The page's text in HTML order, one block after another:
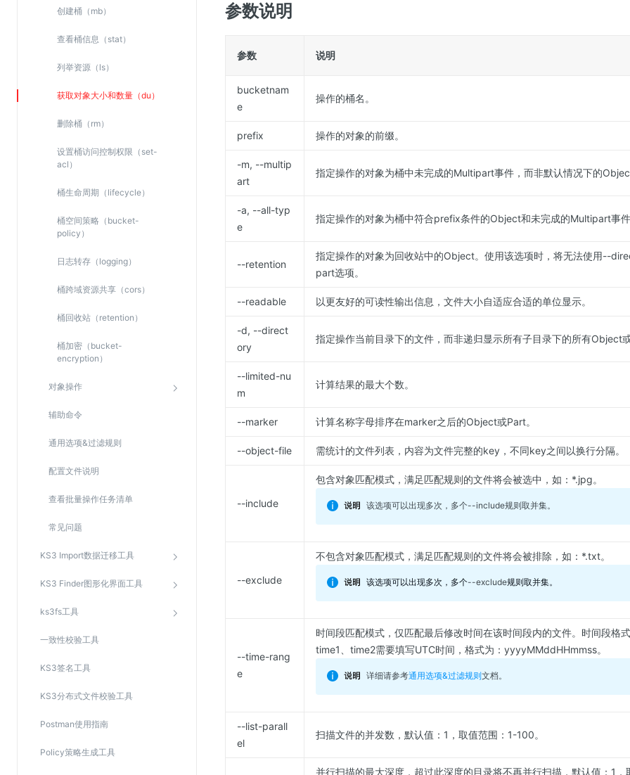
创建桶（mb）
查看桶信息（stat）
列举资源（ls）
获取对象大小和数量（du）
删除桶（rm）
设置桶访问控制权限（set-
acl）
桶生命周期（lifecycle）
桶空间策略（bucket-
policy）
日志转存（logging）
桶跨域资源共享（cors）
桶回收站（retention）
桶加密（bucket-
encryption）
对象操作
辅助命令
通用选项&过滤规则
配置文件说明
查看批量操作任务清单
常见问题
KS3 Import数据迁移工具
KS3 Finder图形化界面工具
ks3fs工具
一致性校验工具
KS3签名工具
KS3分布式文件校验工具
Postman使用指南
Policy策略生成工具
应急响应
欧盟数据保护条例（GDPR）
参数说明
参数 说明
bucketnam
e
操作的桶名。
prefix 操作的对象的前缀。
-m, --multip
art
指定操作的对象为桶中未完成的Multipart事件，而非默认情况下的
-a, --all-typ
e
指定操作的对象为桶中符合prefix条件的Object和未完成的Multipart事
--retention
指定操作的对象为回收站中的Object。使用该选项时，将无法使用--
part选项。
--readable 以更友好的可读性输出信息，文件大小自适应合适的单位显示。
-d, --direct
ory
指定操作当前目录下的文件，而非递归显示所有子目录下的所有Object
--limited-nu
m
计算结果的最大个数。
--marker 计算名称字母排序在marker之后的Object或Part。
--object-file 需统计的文件列表，内容为文件完整的key，不同key之间以换行分隔。
--include
包含对象匹配模式，满足匹配规则的文件将会被选中，如：*.jpg。
该选项可以出现多次，多个--include规则取并集。
--exclude
不包含对象匹配模式，满足匹配规则的文件将会被排除，如：*.txt。
该选项可以出现多次，多个--exclude规则取并集。
--time-rang
e
时间段匹配模式，仅匹配最后修改时间在该时间段内的文件。时间段格
time1、time2需要填写UTC时间，格式为：yyyyMMddHHmmss。
详细请参考通用选项&过滤规则文档。
--list-parall
el
扫描文件的并发数，默认值：1，取值范围：1-100。
并行扫描的最大深度，超过此深度的目录将不再并行扫描，默认值：1